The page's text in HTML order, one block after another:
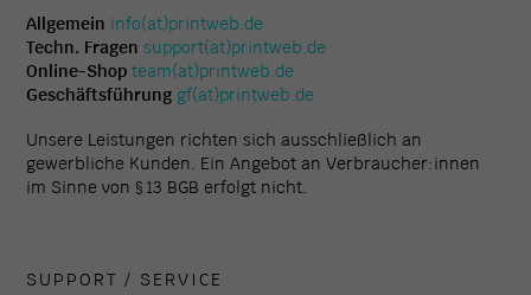
Allgemein info(at)printweb.de
Techn. Fragen support(at)printweb.de
Online-Shop team(at)printweb.de
Geschäftsführung gf(at)printweb.de
Unsere Leistungen richten sich ausschließlich an
gewerbliche Kunden. Ein Angebot an Verbraucher:innen
im Sinne von § 13 BGB erfolgt nicht.
SUPPORT / SERVICE